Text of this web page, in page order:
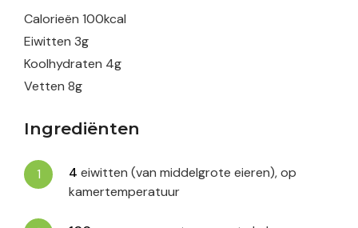
Calorieën 100kcal
Eiwitten 3g
Koolhydraten 4g
Vetten 8g
Ingrediënten
4 eiwitten (van middelgrote eieren), op
kamertemperatuur